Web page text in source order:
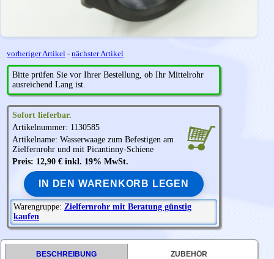
vorheriger Artikel - nächster Artikel
Bitte prüfen Sie vor Ihrer Bestellung, ob Ihr Mittelrohr
ausreichend Lang ist.
Sofort lieferbar.
Artikelnummer: 1130585
Artikelname: Wasserwaage zum Befestigen am
Zielfernrohr und mit Picantinny-Schiene
Preis: 12,90 € inkl. 19% MwSt.
IN DEN WARENKORB LEGEN
Warengruppe: Zielfernrohr mit Beratung günstig
kaufen
BESCHREIBUNG ZUBEHÖR